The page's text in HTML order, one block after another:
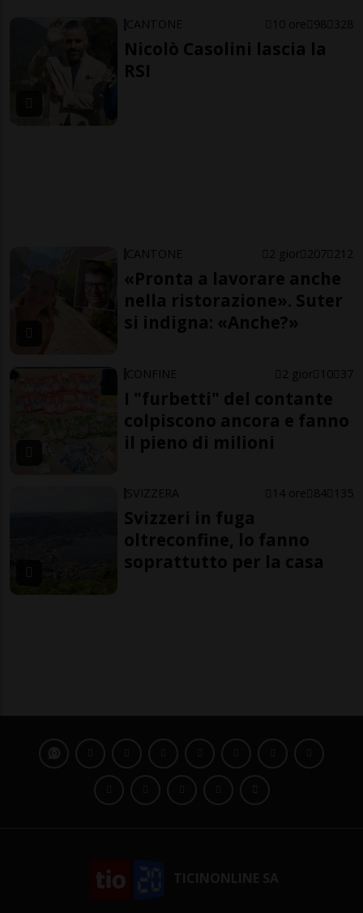
CANTONE 10 ore 98 328
Nicolò Casolini lascia la
RSI
CANTONE 2 gior 207 212
«Pronta a lavorare anche
nella ristorazione». Suter
si indigna: «Anche?»
CONFINE 2 gior 10 37
I "furbetti" del contante
colpiscono ancora e fanno
il pieno di milioni
SVIZZERA 14 ore 84 135
Svizzeri in fuga
oltreconfine, lo fanno
soprattutto per la casa